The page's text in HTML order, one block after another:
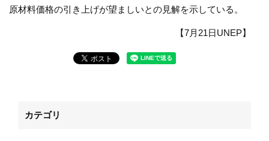
原材料価格の引き上げが望ましいとの見解を示している。
【7月21日UNEP】
カテゴリ